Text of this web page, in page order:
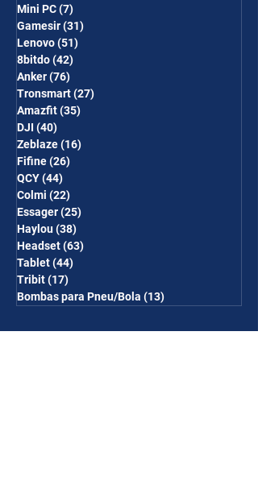
Mini PC(7)
Gamesir(31)
Lenovo(51)
8bitdo(42)
Anker(76)
Tronsmart(27)
Amazfit(35)
DJI (40)
Zeblaze(16)
Fifine(26)
QCY(44)
Colmi (22)
Essager(25)
Haylou(38)
Headset(63)
Tablet(44)
Tribit(17)
Bombas para Pneu/Bola (13)